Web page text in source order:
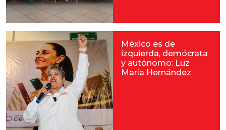
México es de
izquierda, demócrata
y autónomo: Luz
María Hernández